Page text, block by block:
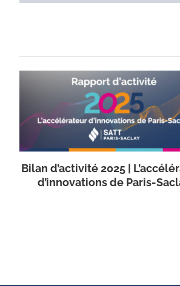
Bilan d’activité 2025 |
d’innovations de Paris-